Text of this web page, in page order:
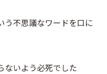
う不思議なワードを口に
ないよう必死でした